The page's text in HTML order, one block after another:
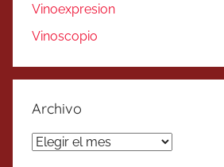
Vinoexpresion
Vinoscopio
Archivo
Archivo